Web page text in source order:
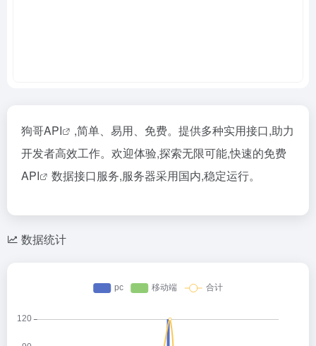
狗哥API
,简单、易用、免费。提供多种实用接口,助力
开发者高效工作。欢迎体验,探索无限可能,快速的免费
API
数据接口服务,服务器采用国内,稳定运行。
数据统计